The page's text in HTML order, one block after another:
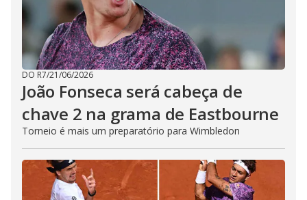
DO R7/21/06/2026
João Fonseca será cabeça de
chave 2 na grama de Eastbourne
Torneio é mais um preparatório para Wimbledon